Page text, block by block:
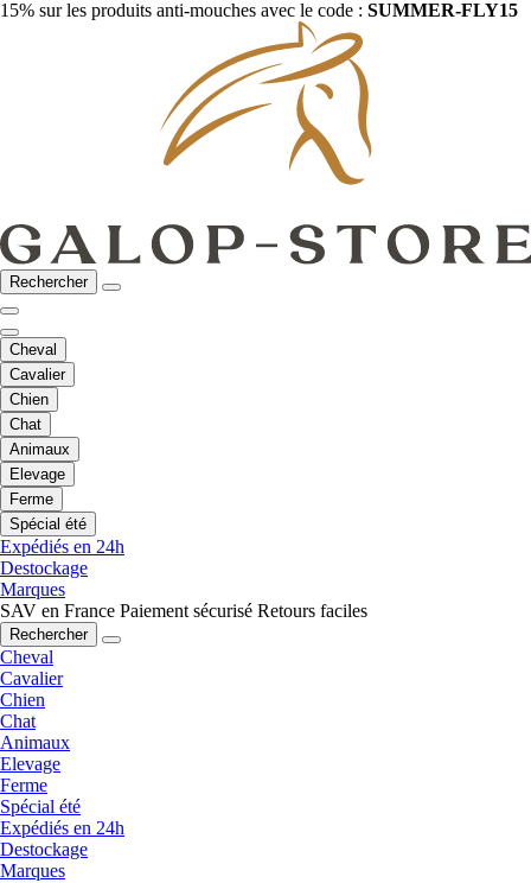
15% sur les produits anti-mouches avec le code : SUMMER-FLY15
Rechercher
Cheval
Cavalier
Chien
Chat
Animaux
Elevage
Ferme
Spécial été
Expédiés en 24h
Destockage
Marques
SAV en France Paiement sécurisé Retours faciles
Rechercher
Cheval
Cavalier
Chien
Chat
Animaux
Elevage
Ferme
Spécial été
Expédiés en 24h
Destockage
Marques